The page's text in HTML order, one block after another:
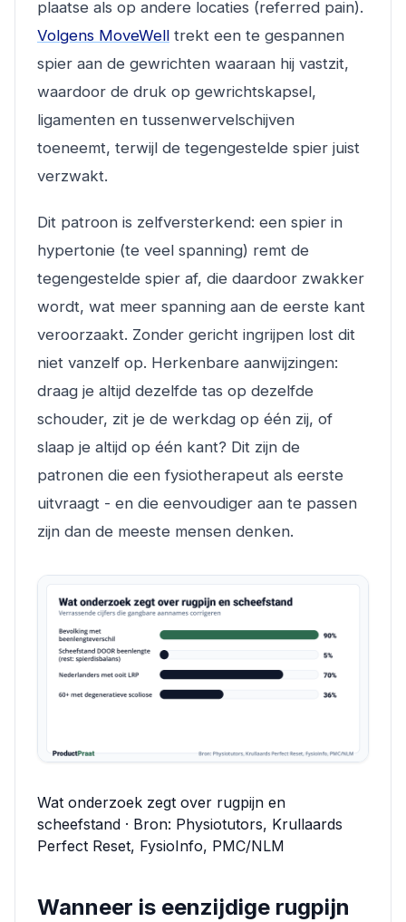
plaatse als op andere locaties (referred pain).
Volgens MoveWell trekt een te gespannen
spier aan de gewrichten waaraan hij vastzit,
waardoor de druk op gewrichtskapsel,
ligamenten en tussenwervelschijven
toeneemt, terwijl de tegengestelde spier juist
verzwakt.
Dit patroon is zelfversterkend: een spier in
hypertonie (te veel spanning) remt de
tegengestelde spier af, die daardoor zwakker
wordt, wat meer spanning aan de eerste kant
veroorzaakt. Zonder gericht ingrijpen lost dit
niet vanzelf op. Herkenbare aanwijzingen:
draag je altijd dezelfde tas op dezelfde
schouder, zit je de werkdag op één zij, of
slaap je altijd op één kant? Dit zijn de
patronen die een fysiotherapeut als eerste
uitvraagt - en die eenvoudiger aan te passen
zijn dan de meeste mensen denken.
Wat onderzoek zegt over rugpijn en
scheefstand · Bron: Physiotutors, Krullaards
Perfect Reset, FysioInfo, PMC/NLM
Wanneer is eenzijdige rugpijn